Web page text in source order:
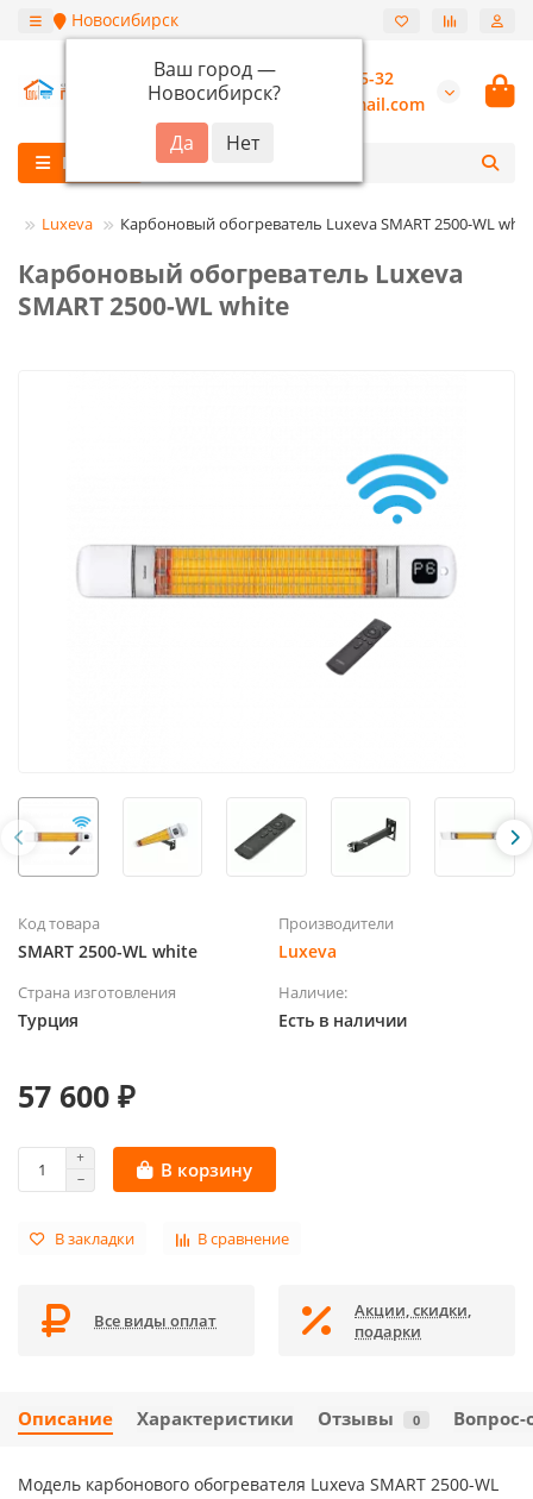
Новосибирск
Ваш город —
Новосибирск?
+7 (913) 987-55-32
burannsk@gmail.com
Каталог
Luxeva Карбоновый обогреватель Luxeva SMART 2500-WL
Карбоновый обогреватель Luxeva
SMART 2500-WL white
Код товара
SMART 2500-WL white
Производители
Luxeva
Страна изготовления
Турция
Наличие:
Есть в наличии
57 600 ₽
В корзину
В закладки В сравнение
Все виды оплат
Акции, скидки,
подарки
Описание Характеристики Отзывы 0 Вопрос-
Модель карбонового обогревателя Luxeva SMART 2500-WL